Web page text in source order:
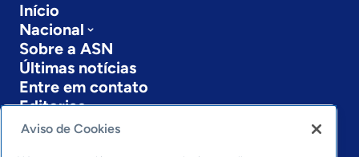
Início
Nacional
Sobre a ASN
Últimas notícias
Entre em contato
Editorias
Economia & Política
Aviso de Cookies